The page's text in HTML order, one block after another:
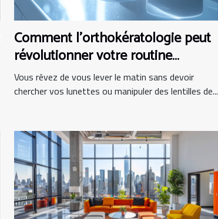
Comment l'orthokératologie peut
révolutionner votre routine
matinale ?
Vous rêvez de vous lever le matin sans devoir
chercher vos lunettes ou manipuler des lentilles de...